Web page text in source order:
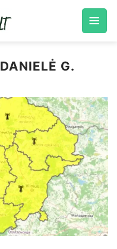
DANIELĖ G.